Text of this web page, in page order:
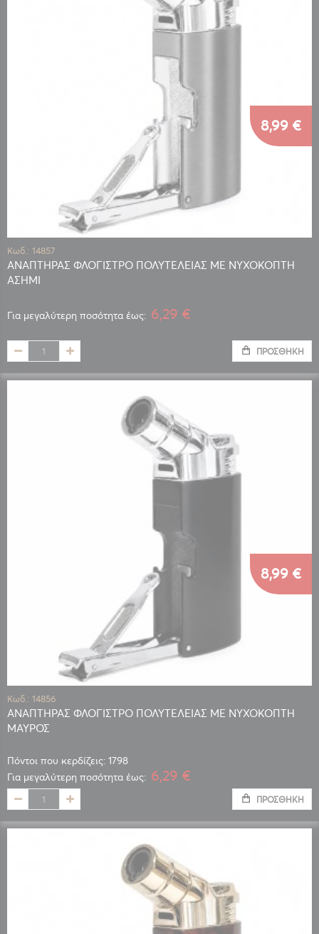
Κωδ.: 14857
ΑΝΑΠΤΗΡΑΣ ΦΛΟΓΙΣΤΡΟ ΠΟΛΥΤΕΛΕΙΑΣ ΜΕ ΝΥΧΟΚΟΠΤΗ
ΑΣΗΜΙ
8,99 €
Για μεγαλύτερη ποσότητα έως: 6,29 €
ΠΡΟΣΘΉΚΗ
Κωδ.: 14856
ΑΝΑΠΤΗΡΑΣ ΦΛΟΓΙΣΤΡΟ ΠΟΛΥΤΕΛΕΙΑΣ ΜΕ ΝΥΧΟΚΟΠΤΗ
ΜΑΥΡΟΣ
Πόντοι που κερδίζεις: 1798
8,99 €
Για μεγαλύτερη ποσότητα έως: 6,29 €
ΠΡΟΣΘΉΚΗ